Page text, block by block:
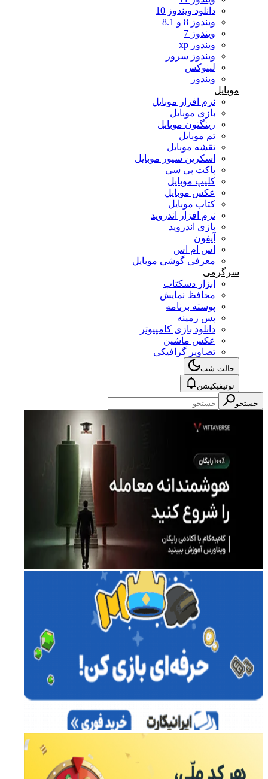
دانلود ویندوز 10
ویندوز 8 و 8.1
ویندوز 7
ویندوز xp
ویندوز سرور
لینوکس
ویندوز
موبایل
نرم افزار موبایل
بازی موبایل
رینگتون موبایل
تم موبایل
نقشه موبایل
اسکرین سیور موبایل
پاکت پی سی
کلیپ موبایل
عکس موبایل
کتاب موبایل
نرم افزار اندروید
بازی اندروید
آیفون
اس ام اس
معرفی گوشی موبایل
سرگرمی
ابزار دسکتاپ
محافظ نمایش
پوسته برنامه
پس زمینه
دانلود بازی کامپیوتر
عکس ماشین
تصاویر گرافیکی
حالت شب
نوتیفیکیشن
جستجو